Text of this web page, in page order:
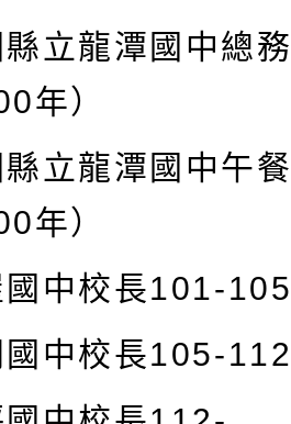
立龍潭國中總
年）
立龍潭國中午
年）
國中校長101-
國中校長105-